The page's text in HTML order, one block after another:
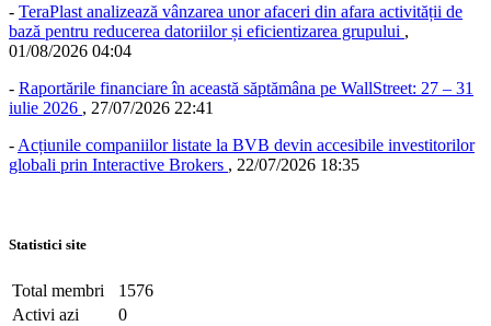
- TeraPlast analizează vânzarea unor afaceri din afara activității de
bază pentru reducerea datoriilor și eficientizarea grupului ,
01/08/2026 04:04
- Raportările financiare în această săptămâna pe WallStreet: 27 – 31
iulie 2026 , 27/07/2026 22:41
- Acțiunile companiilor listate la BVB devin accesibile investitorilor
globali prin Interactive Brokers , 22/07/2026 18:35
Statistici site
Total membri
1576
Activi azi
0